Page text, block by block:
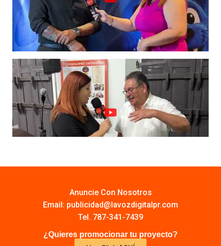
Anuncie Con Nosotros
Email: publicidad@lavozdigitalpr.com
Tel. 787-341-7439
¿Quieres promocionar tu proyecto?